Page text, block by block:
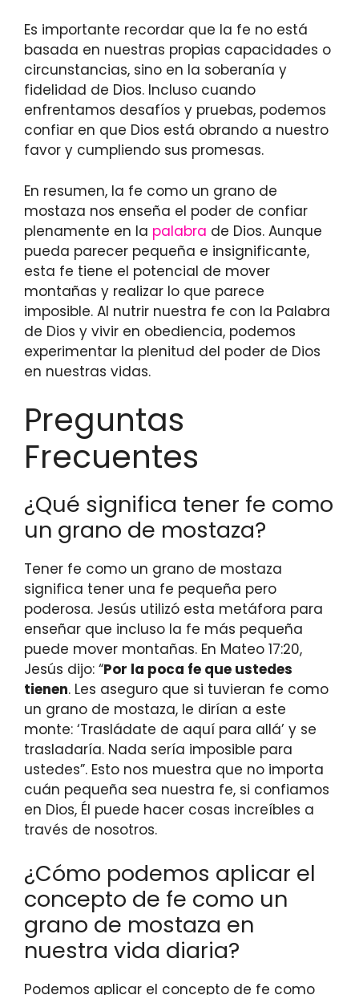
Es importante recordar que la fe no está
basada en nuestras propias capacidades o
circunstancias, sino en la soberanía y
fidelidad de Dios. Incluso cuando
enfrentamos desafíos y pruebas, podemos
confiar en que Dios está obrando a nuestro
favor y cumpliendo sus promesas.
En resumen, la fe como un grano de
mostaza nos enseña el poder de confiar
plenamente en la palabra de Dios. Aunque
pueda parecer pequeña e insignificante,
esta fe tiene el potencial de mover
montañas y realizar lo que parece
imposible. Al nutrir nuestra fe con la Palabra
de Dios y vivir en obediencia, podemos
experimentar la plenitud del poder de Dios
en nuestras vidas.
Preguntas
Frecuentes
¿Qué significa tener fe como
un grano de mostaza?
Tener fe como un grano de mostaza
significa tener una fe pequeña pero
poderosa. Jesús utilizó esta metáfora para
enseñar que incluso la fe más pequeña
puede mover montañas. En Mateo 17:20,
Jesús dijo: “Por la poca fe que ustedes
tienen. Les aseguro que si tuvieran fe como
un grano de mostaza, le dirían a este
monte: ‘Trasládate de aquí para allá’ y se
trasladaría. Nada sería imposible para
ustedes”. Esto nos muestra que no importa
cuán pequeña sea nuestra fe, si confiamos
en Dios, Él puede hacer cosas increíbles a
través de nosotros.
¿Cómo podemos aplicar el
concepto de fe como un
grano de mostaza en
nuestra vida diaria?
Podemos aplicar el concepto de fe como